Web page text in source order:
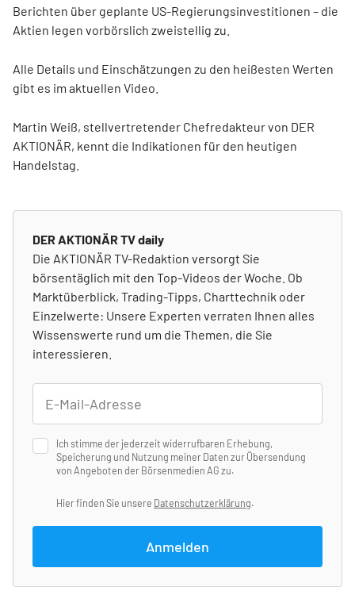
Berichten über geplante US-Regierungsinvestitionen – die
Aktien legen vorbörslich zweistellig zu.
Alle Details und Einschätzungen zu den heißesten Werten
gibt es im aktuellen Video.
Martin Weiß, stellvertretender Chefredakteur von DER
AKTIONÄR, kennt die Indikationen für den heutigen
Handelstag.
DER AKTIONÄR TV daily
Die AKTIONÄR TV-Redaktion versorgt Sie
börsentäglich mit den Top-Videos der Woche. Ob
Marktüberblick, Trading-Tipps, Charttechnik oder
Einzelwerte: Unsere Experten verraten Ihnen alles
Wissenswerte rund um die Themen, die Sie
interessieren.
Ich stimme der jederzeit widerrufbaren Erhebung,
Speicherung und Nutzung meiner Daten zur Übersendung
von Angeboten der Börsenmedien AG zu.
Hier finden Sie unsere Datenschutzerklärung.
Anmelden